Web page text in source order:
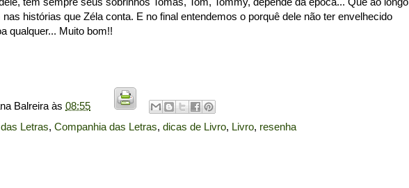
histórias que Zéla conta. E no final entendemos o porquê dele não ter envelhecido
qualquer... Muito bom!!
Balreira às 08:55
Letras, Companhia das Letras, dicas de Livro, Livro, resenha